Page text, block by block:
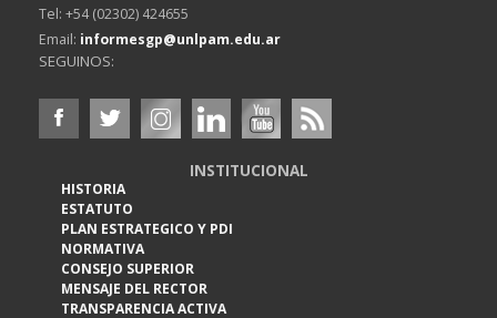
Tel: +54 (02302) 424655
Email: informesgp@unlpam.edu.ar
SEGUINOS:
INSTITUCIONAL
HISTORIA
ESTATUTO
PLAN ESTRATEGICO Y PDI
NORMATIVA
CONSEJO SUPERIOR
MENSAJE DEL RECTOR
TRANSPARENCIA ACTIVA